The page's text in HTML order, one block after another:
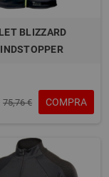
BLIZZARD
75,76 € COMPRA